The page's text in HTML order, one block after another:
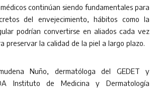
continúan siendo fundamentales para
del envejecimiento, hábitos como la
podrían convertirse en aliados cada vez
preservar la calidad de la piel a largo plazo.
Nuño, dermatóloga del GEDET y
Instituto de Medicina y Dermatología